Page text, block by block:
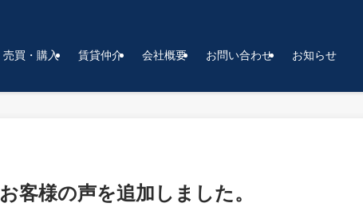
売買・購入 賃貸仲介 会社概要 お問い合わせ お知らせ
お客様の声を追加しました。